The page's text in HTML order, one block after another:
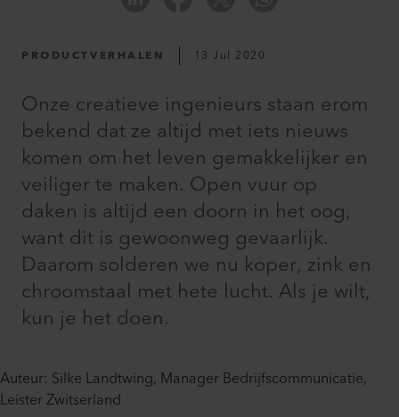
PRODUCTVERHALEN 13 Jul 2020
Onze creatieve ingenieurs staan erom
bekend dat ze altijd met iets nieuws
komen om het leven gemakkelijker en
veiliger te maken. Open vuur op
daken is altijd een doorn in het oog,
want dit is gewoonweg gevaarlijk.
Daarom solderen we nu koper, zink en
chroomstaal met hete lucht. Als je wilt,
kun je het doen.
Auteur: Silke Landtwing, Manager Bedrijfscommunicatie,
Leister Zwitserland